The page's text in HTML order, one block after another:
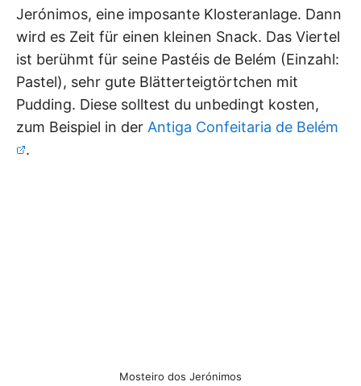
Jerónimos, eine imposante Klosteranlage. Dann
wird es Zeit für einen kleinen Snack. Das Viertel
ist berühmt für seine Pastéis de Belém (Einzahl:
Pastel), sehr gute Blätterteigtörtchen mit
Pudding. Diese solltest du unbedingt kosten,
zum Beispiel in der Antiga Confeitaria de Belém
.
Mosteiro dos Jerónimos